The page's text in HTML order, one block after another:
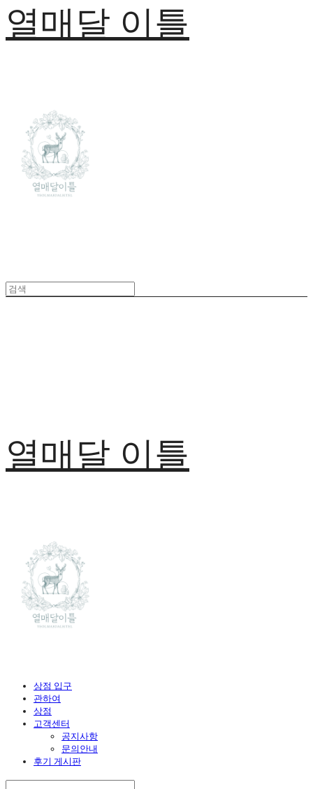
열매달 이틀
열매달 이틀
상점 입구
관하여
상점
고객센터
공지사항
문의안내
후기 게시판